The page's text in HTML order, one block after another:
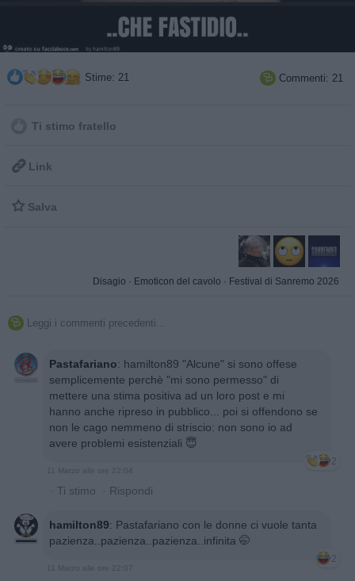
Stime: 21  Commenti: 21
Ti stimo fratello
 Link
 Salva
Disagio · Emoticon del cavolo · Festival di Sanremo 2026
 Leggi i commenti precedenti...
Pastafariano: hamilton89 "Alcune" si sono offese
semplicemente perchè "mi sono permesso" di
mettere una stima positiva ad un loro post e mi
hanno anche ripreso in pubblico... poi si offendono se
non le cago nemmeno di striscio: non sono io ad
avere problemi esistenziali 😇
2
11 Marzo alle ore 22:04
· Ti stimo · Rispondi
hamilton89: Pastafariano con le donne ci vuole tanta
pazienza..pazienza..pazienza..infinita 🤭
2
11 Marzo alle ore 22:07